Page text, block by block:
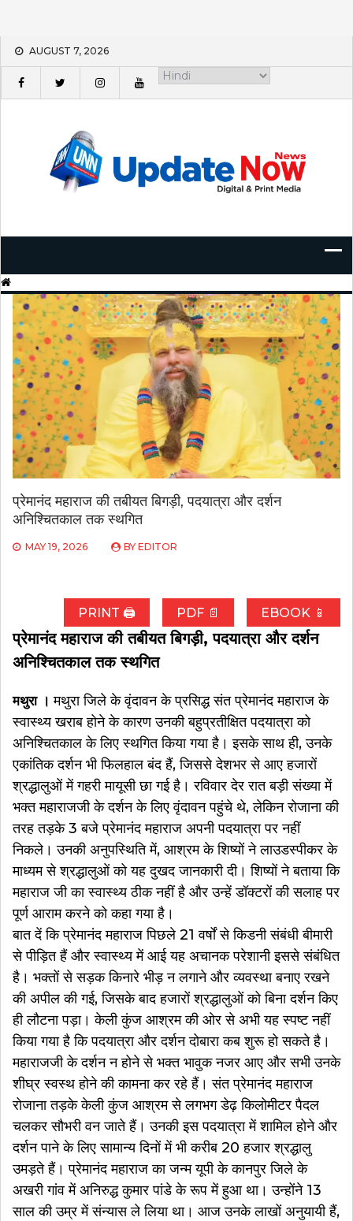
Skip
content
AUGUST 7, 2026
प्रेमानंद महाराज की तबीयत बिगड़ी, पदयात्रा और दर्शन
अनिश्चितकाल तक स्थगित
MAY 19, 2026 BY EDITOR
PRINT 🖨 PDF 📄 EBOOK 📱
प्रेमानंद महाराज की तबीयत बिगड़ी, पदयात्रा और दर्शन
अनिश्चितकाल तक स्थगित
मथुरा । मथुरा जिले के वृंदावन के प्रसिद्ध संत प्रेमानंद महाराज के
स्वास्थ्य खराब होने के कारण उनकी बहुप्रतीक्षित पदयात्रा को
अनिश्चितकाल के लिए स्थगित किया गया है। इसके साथ ही, उनके
एकांतिक दर्शन भी फिलहाल बंद हैं, जिससे देशभर से आए हजारों
श्रद्धालुओं में गहरी मायूसी छा गई है। रविवार देर रात बड़ी संख्या में
भक्त महाराजजी के दर्शन के लिए वृंदावन पहुंचे थे, लेकिन रोजाना की
तरह तड़के 3 बजे प्रेमानंद महाराज अपनी पदयात्रा पर नहीं
निकले। उनकी अनुपस्थिति में, आश्रम के शिष्यों ने लाउडस्पीकर के
माध्यम से श्रद्धालुओं को यह दुखद जानकारी दी। शिष्यों ने बताया कि
महाराज जी का स्वास्थ्य ठीक नहीं है और उन्हें डॉक्टरों की सलाह पर
पूर्ण आराम करने को कहा गया है।
बात दें कि प्रेमानंद महाराज पिछले 21 वर्षों से किडनी संबंधी बीमारी
से पीड़ित हैं और स्वास्थ्य में आई यह अचानक परेशानी इससे संबंधित
है। भक्तों से सड़क किनारे भीड़ न लगाने और व्यवस्था बनाए रखने
की अपील की गई, जिसके बाद हजारों श्रद्धालुओं को बिना दर्शन किए
ही लौटना पड़ा। केली कुंज आश्रम की ओर से अभी यह स्पष्ट नहीं
किया गया है कि पदयात्रा और दर्शन दोबारा कब शुरू हो सकते है।
महाराजजी के दर्शन न होने से भक्त भावुक नजर आए और सभी उनके
शीघ्र स्वस्थ होने की कामना कर रहे हैं। संत प्रेमानंद महाराज
रोजाना तड़के केली कुंज आश्रम से लगभग डेढ़ किलोमीटर पैदल
चलकर सौभरी वन जाते हैं। उनकी इस पदयात्रा में शामिल होने और
दर्शन पाने के लिए सामान्य दिनों में भी करीब 20 हजार श्रद्धालु
उमड़ते हैं। प्रेमानंद महाराज का जन्म यूपी के कानपुर जिले के
अखरी गांव में अनिरुद्ध कुमार पांडे के रूप में हुआ था। उन्होंने 13
साल की उम्र में संन्यास ले लिया था। आज उनके लाखों अनुयायी हैं,